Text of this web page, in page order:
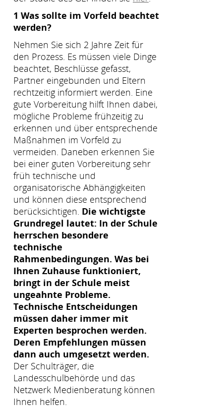
1 Was sollte im Vorfeld beachtet
werden?
Nehmen Sie sich 2 Jahre Zeit für
den Prozess. Es müssen viele Dinge
beachtet, Beschlüsse gefasst,
Partner eingebunden und Eltern
rechtzeitig informiert werden. Eine
gute Vorbereitung hilft Ihnen dabei,
mögliche Probleme frühzeitig zu
erkennen und über entsprechende
Maßnahmen im Vorfeld zu
vermeiden. Daneben erkennen Sie
bei einer guten Vorbereitung sehr
früh technische und
organisatorische Abhängigkeiten
und können diese entsprechend
berücksichtigen. Die wichtigste
Grundregel lautet: In der Schule
herrschen besondere
technische
Rahmenbedingungen. Was bei
Ihnen Zuhause funktioniert,
bringt in der Schule meist
ungeahnte Probleme.
Technische Entscheidungen
müssen daher immer mit
Experten besprochen werden.
Deren Empfehlungen müssen
dann auch umgesetzt werden.
Der Schulträger, die
Landesschulbehörde und das
Netzwerk Medienberatung können
Ihnen helfen.